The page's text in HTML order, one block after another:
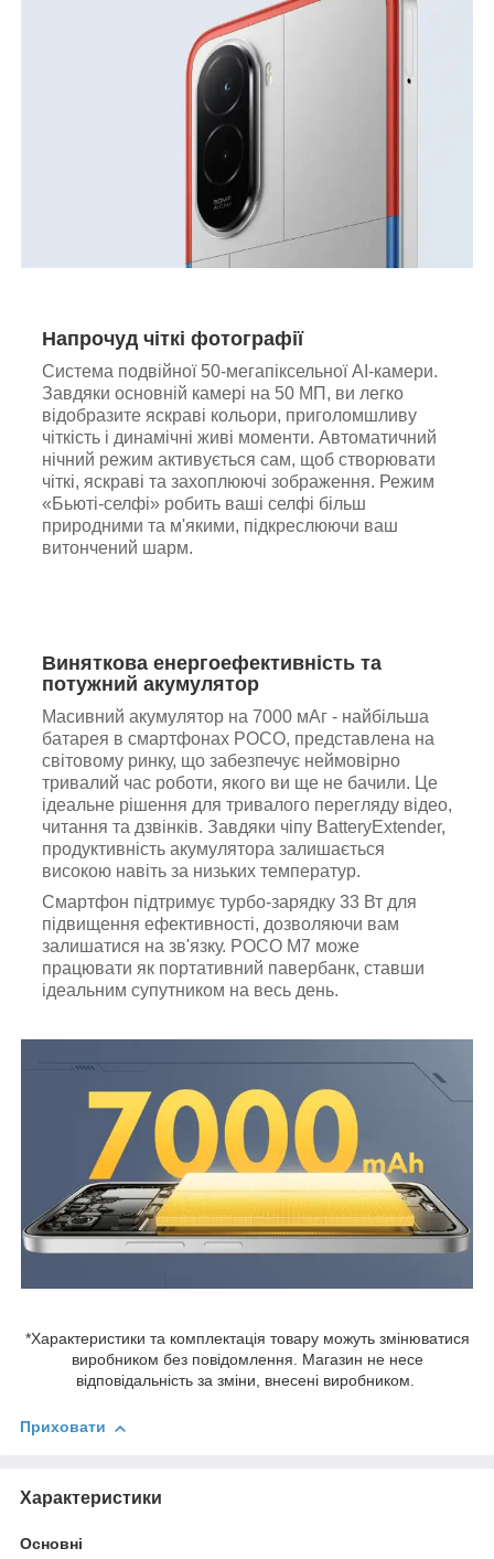
Напрочуд чіткі фотографії
Система подвійної 50-мегапіксельної AI-камери.
Завдяки основній камері на 50 МП, ви легко
відобразите яскраві кольори, приголомшливу
чіткість і динамічні живі моменти. Автоматичний
нічний режим активується сам, щоб створювати
чіткі, яскраві та захоплюючі зображення. Режим
«Бьюті-селфі» робить ваші селфі більш
природними та м'якими, підкреслюючи ваш
витончений шарм.
Виняткова енергоефективність та
потужний акумулятор
Масивний акумулятор на 7000 мАг - найбільша
батарея в смартфонах POCO, представлена на
світовому ринку, що забезпечує неймовірно
тривалий час роботи, якого ви ще не бачили. Це
ідеальне рішення для тривалого перегляду відео,
читання та дзвінків. Завдяки чіпу BatteryExtender,
продуктивність акумулятора залишається
високою навіть за низьких температур.
Смартфон підтримує турбо-зарядку 33 Вт для
підвищення ефективності, дозволяючи вам
залишатися на зв'язку. POCO M7 може
працювати як портативний павербанк, ставши
ідеальним супутником на весь день.
*Характеристики та комплектація товару можуть змінюватися
виробником без повідомлення. Магазин не несе
відповідальність за зміни, внесені виробником.
Приховати
Характеристики
Основні